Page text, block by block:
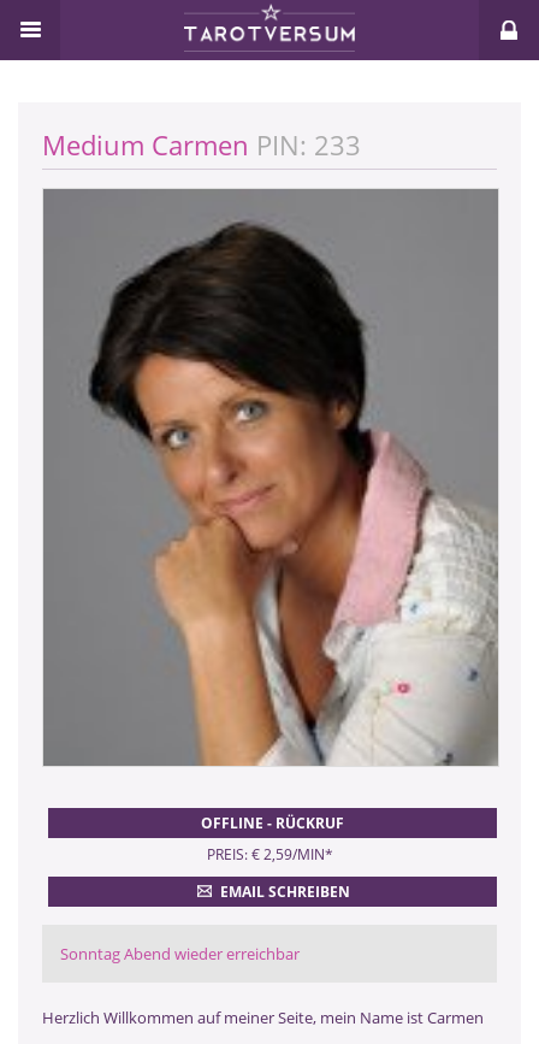
Medium Carmen PIN: 233
OFFLINE - RÜCKRUF
PREIS: € 2,59/MIN*
EMAIL SCHREIBEN
Sonntag Abend wieder erreichbar
Herzlich Willkommen auf meiner Seite, mein Name ist Carmen